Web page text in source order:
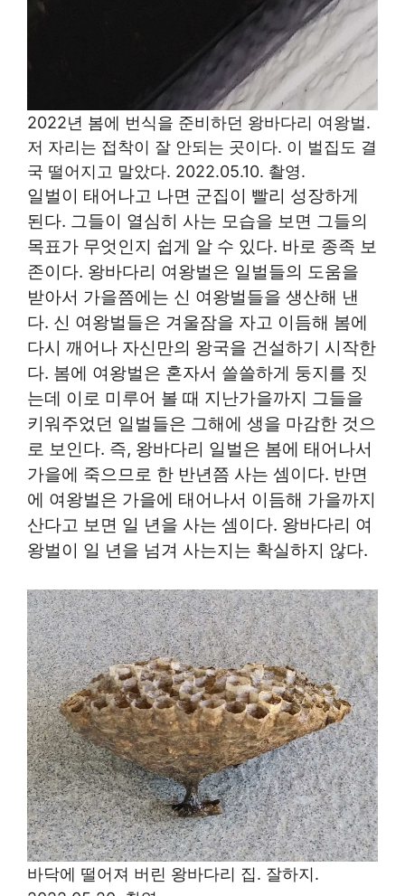
2022년 봄에 번식을 준비하던 왕바다리 여왕벌.
저 자리는 접착이 잘 안되는 곳이다. 이 벌집도 결
국 떨어지고 말았다. 2022.05.10. 촬영.
일벌이 태어나고 나면 군집이 빨리 성장하게
된다. 그들이 열심히 사는 모습을 보면 그들의
목표가 무엇인지 쉽게 알 수 있다. 바로 종족 보
존이다. 왕바다리 여왕벌은 일벌들의 도움을
받아서 가을쯤에는 신 여왕벌들을 생산해 낸
다. 신 여왕벌들은 겨울잠을 자고 이듬해 봄에
다시 깨어나 자신만의 왕국을 건설하기 시작한
다. 봄에 여왕벌은 혼자서 쓸쓸하게 둥지를 짓
는데 이로 미루어 볼 때 지난가을까지 그들을
키워주었던 일벌들은 그해에 생을 마감한 것으
로 보인다. 즉, 왕바다리 일벌은 봄에 태어나서
가을에 죽으므로 한 반년쯤 사는 셈이다. 반면
에 여왕벌은 가을에 태어나서 이듬해 가을까지
산다고 보면 일 년을 사는 셈이다. 왕바다리 여
왕벌이 일 년을 넘겨 사는지는 확실하지 않다.
바닥에 떨어져 버린 왕바다리 집. 잘하지.